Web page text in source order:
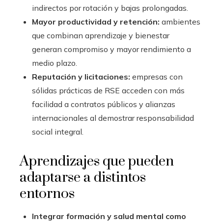
indirectos por rotación y bajas prolongadas.
Mayor productividad y retención: ambientes
que combinan aprendizaje y bienestar
generan compromiso y mayor rendimiento a
medio plazo.
Reputación y licitaciones: empresas con
sólidas prácticas de RSE acceden con más
facilidad a contratos públicos y alianzas
internacionales al demostrar responsabilidad
social integral.
Aprendizajes que pueden
adaptarse a distintos
entornos
Integrar formación y salud mental como